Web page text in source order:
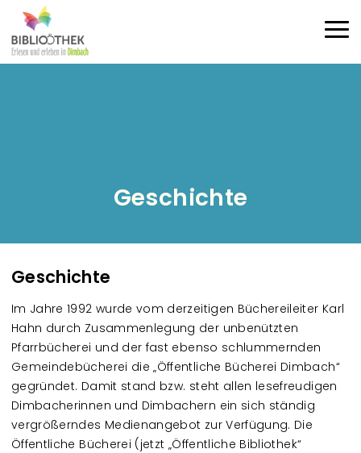
Geschichte
Geschichte
Im Jahre 1992 wurde vom derzeitigen Büchereileiter Karl
Hahn durch Zusammenlegung der unbenützten
Pfarrbücherei und der fast ebenso schlummernden
Gemeindebücherei die „Öffentliche Bücherei Dimbach“
gegründet. Damit stand bzw. steht allen lesefreudigen
Dimbacherinnen und Dimbachern ein sich ständig
vergrößerndes Medienangebot zur Verfügung. Die
Öffentliche Bücherei (jetzt „Öffentliche Bibliothek“